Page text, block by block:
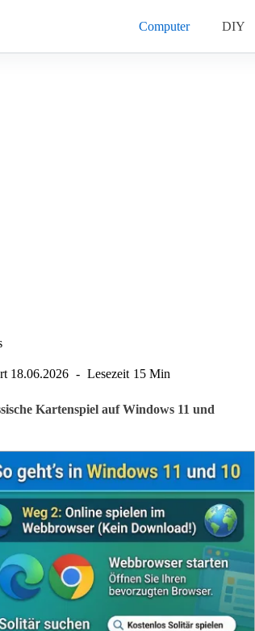
Computer DIY
18.06.2026 Lesezeit 15 Min
Kartenspiel auf Windows 11 und